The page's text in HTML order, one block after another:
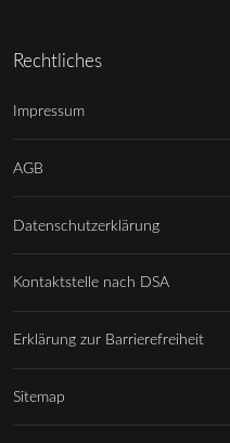
Rechtliches
Impressum
AGB
Datenschutzerklärung
Kontaktstelle nach DSA
Erklärung zur Barrierefreiheit
Sitemap